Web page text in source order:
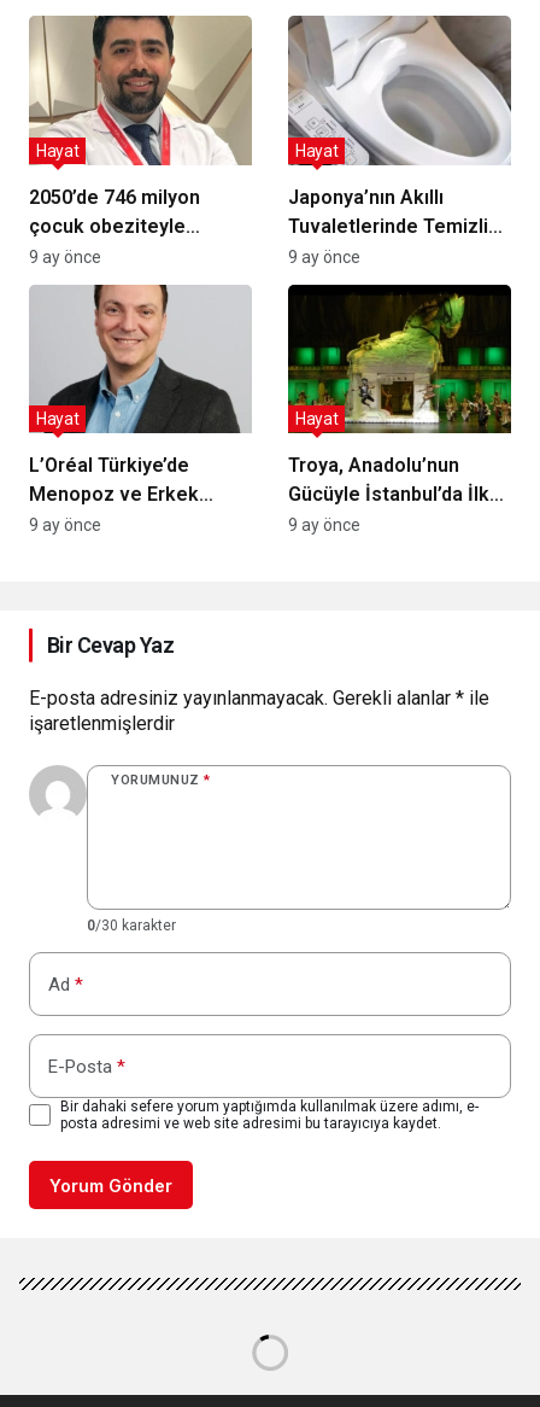
Destekliyor
Projeksiyonlar ve
Uzman Görüşleri
2050’de 746 milyon
çocuk obeziteyle
karşılaşabilir: Dünya ve
Türkiye için
projeksiyonlar
Hayat
9 ay önce
Japonya’nın Akıllı
Tuvaletlerinde Temizlik
Kültürü ve
Misafirperverlik:
Omotenashi ile Gizli
Detaylar
Hayat
9 ay önce
L’Oréal Türkiye’de
Menopoz ve Erkek
Sağlığı İçin Duyarlılık ve
Hayat
9 ay önce
Troya, Anadolu’nun
Gücüyle İstanbul’da İlk
Performansını Sakin ve
Hayat
9 ay önce
Bir Cevap Yaz
E-posta adresiniz yayınlanmayacak. Gerekli alanlar * ile
işaretlenmişlerdir
YORUMUNUZ *
0/30 karakter
Ad *
E-Posta *
Bir dahaki sefere yorum yaptığımda kullanılmak üzere adımı, e-
posta adresimi ve web site adresimi bu tarayıcıya kaydet.
Yorum Gönder
L’Oréal Türkiye’de Menopoz ve